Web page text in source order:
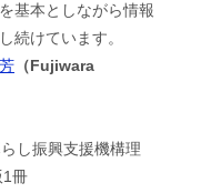
基本としながら情報
続けています。
（Fujiwara
し振興支援機構理
1冊